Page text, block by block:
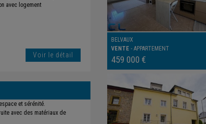
avec logement
Voir le détail
et sérénité.
avec des matériaux de
BELVAUX
VENTE - APPARTEMENT
459 000 €